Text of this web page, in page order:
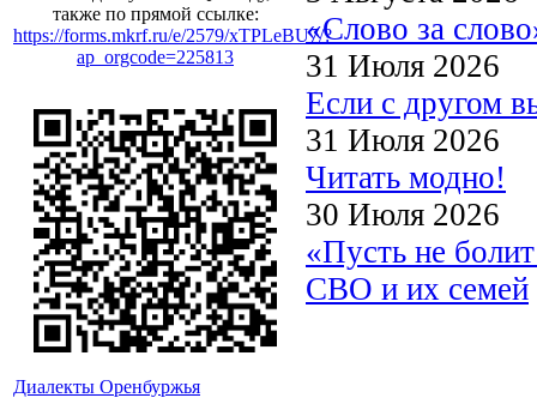
также по прямой ссылке:
https://forms.mkrf.ru/e/2579/xTPLeBU7/?
ap_orgcode=225813
Диалекты Оренбуржья
«Слово за
31 Июля 2026
Если с другом
31 Июля 2026
Читать модно!
30 Июля 2026
«Пусть не
СВО и их семей